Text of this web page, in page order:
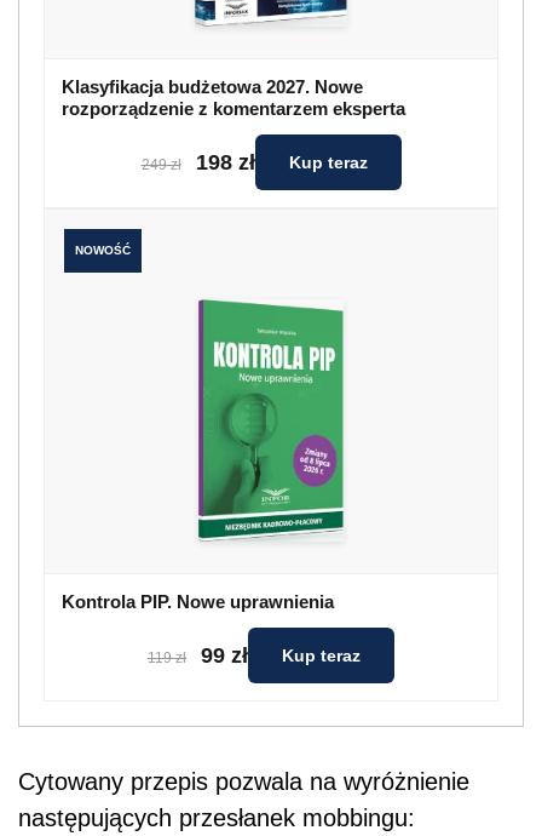
Klasyfikacja budżetowa 2027. Nowe
rozporządzenie z komentarzem eksperta
249 zł 198 zł Kup teraz
NOWOŚĆ
Kontrola PIP. Nowe uprawnienia
119 zł 99 zł Kup teraz
Cytowany przepis pozwala na wyróżnienie
następujących przesłanek mobbingu: